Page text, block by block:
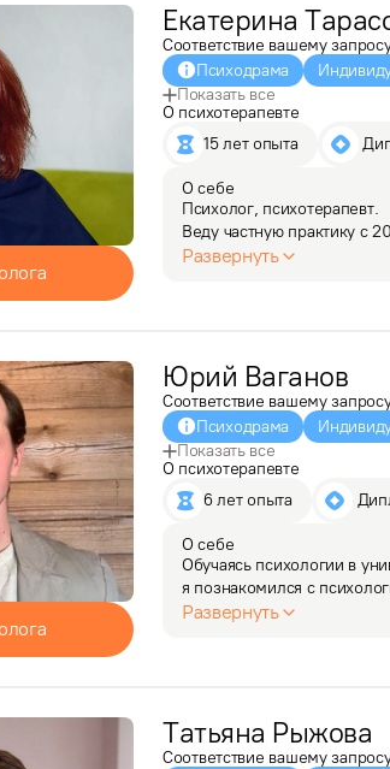
Екатерина
Соответствие вашему
Психодрама
Показать все
О психотерапевте
15 лет опыта
О себе
Психолог, психотерапевт.
Веду частную практику с
внутриличностные и
Развернуть
Юрий Ваганов
Соответствие вашему
Психодрама
Показать все
О психотерапевте
6 лет опыта
О себе
Обучаясь психологии в
я познакомился с
я хочу заниматься в
Развернуть
Татьяна Рыжова
Соответствие вашему